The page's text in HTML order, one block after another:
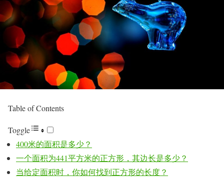
Table of Contents
Toggle
400米的面积是多少？
一个面积为441平方米的正方形，其边长是多少？
当给定面积时，你如何找到正方形的长度？